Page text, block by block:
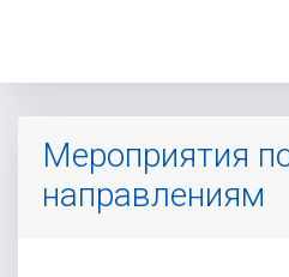
Мероприятия
направлениям